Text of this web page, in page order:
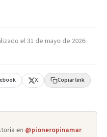
el31 de mayo de 2026·
X Copiar link
en @pioneropinamar